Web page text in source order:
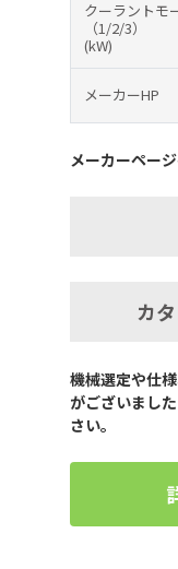
クーラントモ
（1/2/3）
(kW)
メーカーHP
メーカーペー
カ
機械選定や仕
がございまし
さい。